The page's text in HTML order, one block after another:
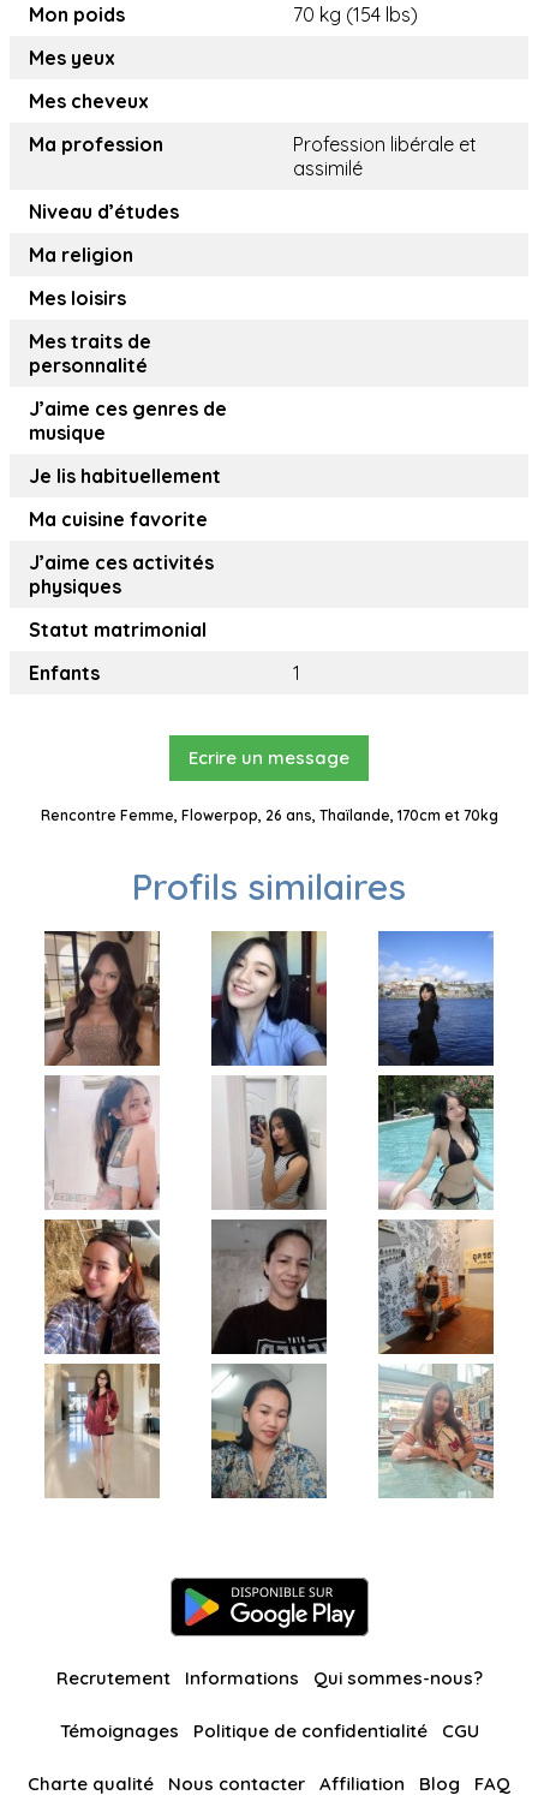
Mon poids
70 kg (154 lbs)
Mes yeux
Mes cheveux
Ma profession
Profession libérale et
assimilé
Niveau d’études
Ma religion
Mes loisirs
Mes traits de
personnalité
J’aime ces genres de
musique
Je lis habituellement
Ma cuisine favorite
J’aime ces activités
physiques
Statut matrimonial
Enfants
1
Ecrire un message
Rencontre Femme, Flowerpop, 26 ans, Thaïlande, 170cm et 70kg
Profils similaires
Recrutement Informations Qui sommes-nous?
Témoignages Politique de confidentialité CGU
Charte qualité Nous contacter Affiliation Blog FAQ